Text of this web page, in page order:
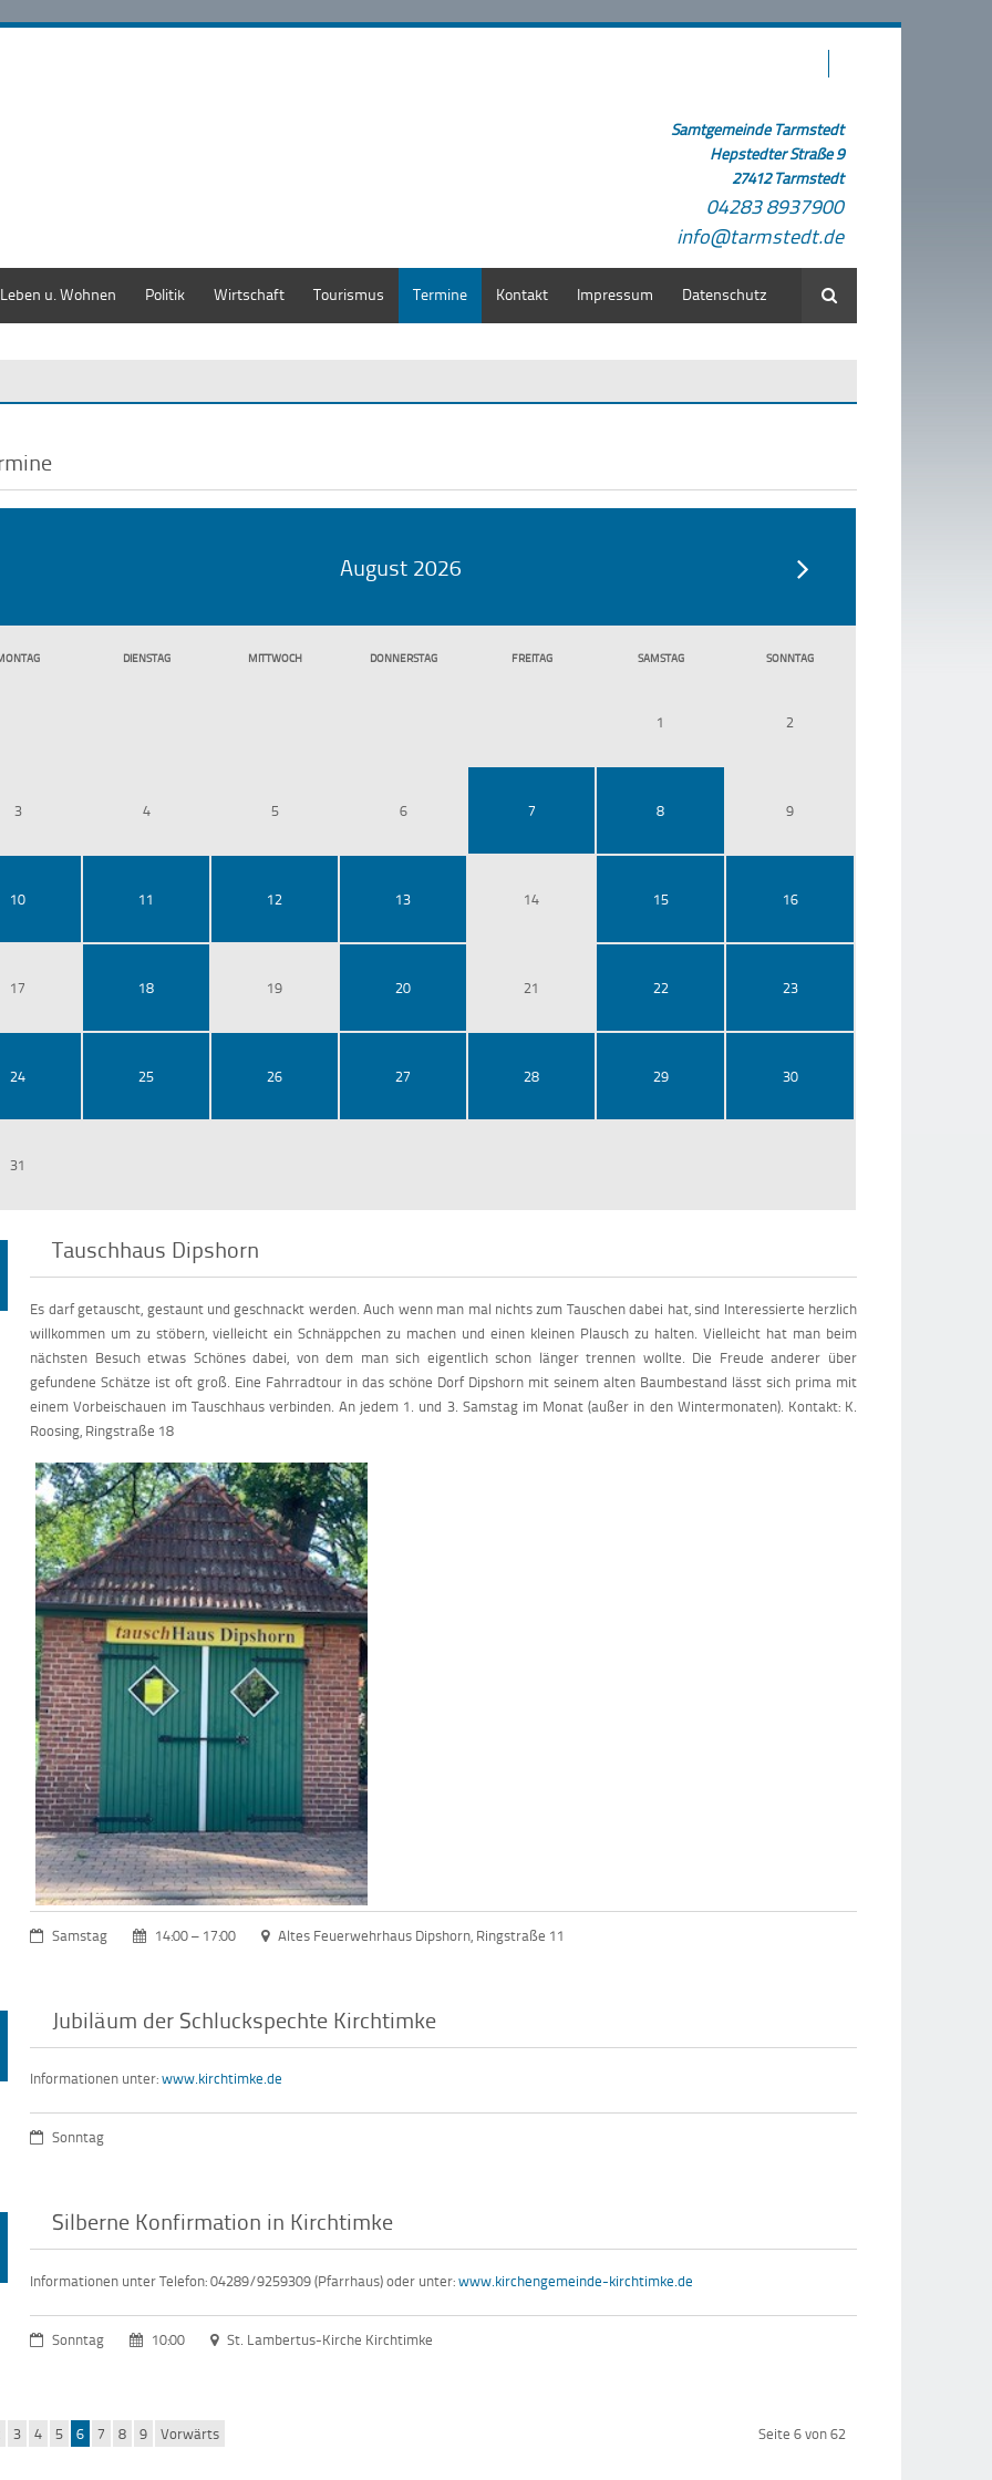
Samtgemeinde Tarmstedt
Hepstedter Straße 9
27412 Tarmstedt
04283 8937900
info@tarmstedt.de
Leben u. Wohnen Politik Wirtschaft Tourismus Termine Kontakt Impressum Datenschutz Suche
August 2026
NTAG DIENSTAG MITTWOCH DONNERSTAG FREITAG SAMSTAG SONNTAG
1 2
3 4 5 6 7 8 9
10 11 12 13 14 15 16
17 18 19 20 21 22 23
24 25 26 27 28 29 30
31
Tauschhaus Dipshorn
Es darf getauscht, gestaunt und geschnackt werden. Auch wenn man mal nichts zum Tauschen dabei hat, sind Interessierte herzlich
willkommen um zu stöbern, vielleicht ein Schnäppchen zu machen und einen kleinen Plausch zu halten. Vielleicht hat man beim
nächsten Besuch etwas Schönes dabei, von dem man sich eigentlich schon länger trennen wollte. Die Freude anderer über
gefundene Schätze ist oft groß. Eine Fahrradtour in das schöne Dorf Dipshorn mit seinem alten Baumbestand lässt sich prima mit
einem Vorbeischauen im Tauschhaus verbinden. An jedem 1. und 3. Samstag im Monat (außer in den Wintermonaten). Kontakt: K.
Roosing, Ringstraße 18
Samstag 14:00 – 17:00 Altes Feuerwehrhaus Dipshorn, Ringstraße 11
Jubiläum der Schluckspechte Kirchtimke
Informationen unter:www.kirchtimke.de
Sonntag
Silberne Konfirmation in Kirchtimke
Informationen unter Telefon: 04289/9259309 (Pfarrhaus) oder unter:www.kirchengemeinde-kirchtimke.de
Sonntag 10:00 St. Lambertus-Kirche Kirchtimke
Seite 6 von 62
3 4 5 6 7 8 9 Vorwärts